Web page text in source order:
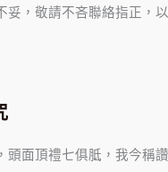
妥，敬請不吝聯絡指正，
頭面頂禮七俱胝，我今稱